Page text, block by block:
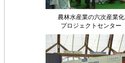
農林水産業の六次産業化
プロジェクトセンター